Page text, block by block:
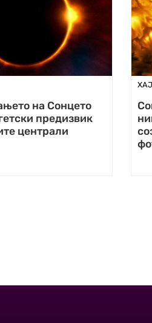
на Сонцето
предизвик
централи